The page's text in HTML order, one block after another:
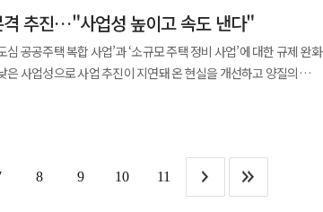
세 신고센터 운영과 거래 자금출처 조사 확대를 예고했으며 정부는
시에 나설 계획이다.
리더스(H-Prime Leaders)’ 제도를 해외 기업까지 확대한 첫
지 특성과 니즈에 맞는 강소 기업들과의 협업을 통해 글로벌
올랐다. 이 차관 본인 명의의 성남
6월 7일 갭투자자에게 매도됐다. 2017년 분양가 6억4500만원에
세 차익을 거둔 것이다. 그는 새 주인과 전세 계약을 맺고 1년 반
러나 정부가 서울 전역과 경기 12개 지역을
불거졌다. 그는 “지금 집을 사려고 하니까 스트레스를 받는
때 사면 된다”고 말해 뭇매를 맞았다. 인터넷 여론은
격 추진…"사업성 높이고 속도 낸다"
공공주택 복합 사업’과 ‘소규모 주택 정비 사업’에 대한 규제 완화
사업성으로 사업 추진이 지연돼 온 현실을 개선하고 양질의
평가와 소방성능설계는 통합 심의에 포함해 행정절차도
며 2021년 이후 전국에서 총 49곳이 후보지로 선정됐다. 부산
8 9 10 11